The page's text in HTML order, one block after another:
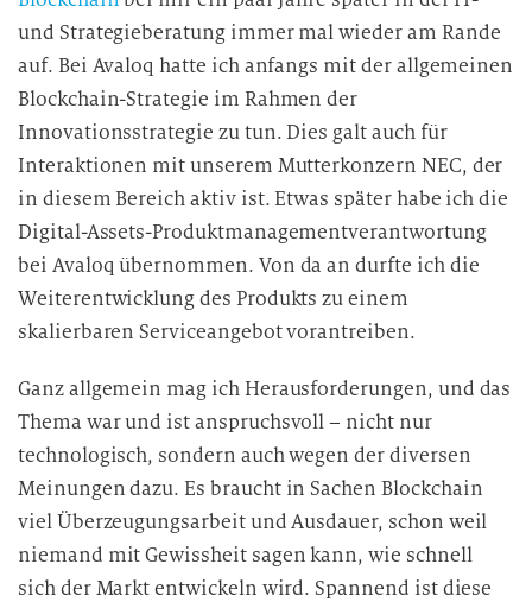
und Strategieberatung immer mal wieder am Rande
auf. Bei Avaloq hatte ich anfangs mit der allgemeinen
Blockchain-Strategie im Rahmen der
Innovationsstrategie zu tun. Dies galt auch für
Interaktionen mit unserem Mutterkonzern NEC, der
in diesem Bereich aktiv ist. Etwas später habe ich die
Digital-Assets-Produktmanagementverantwortung
bei Avaloq übernommen. Von da an durfte ich die
Weiterentwicklung des Produkts zu einem
skalierbaren Serviceangebot vorantreiben.
Ganz allgemein mag ich Herausforderungen, und das
Thema war und ist anspruchsvoll – nicht nur
technologisch, sondern auch wegen der diversen
Meinungen dazu. Es braucht in Sachen Blockchain
viel Überzeugungsarbeit und Ausdauer, schon weil
niemand mit Gewissheit sagen kann, wie schnell
sich der Markt entwickeln wird. Spannend ist diese